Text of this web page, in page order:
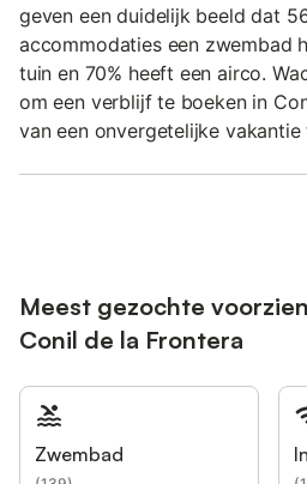
geven een duidelijk beeld dat
accommodaties een zwembad
tuin en 70% heeft een airco.
om een verblijf te boeken in
van een onvergetelijke vakantie
Meest gezochte
Conil de la Frontera
Zwembad